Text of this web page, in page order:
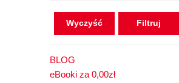
Wyczyść
BLOG
eBooki za 0,00zł